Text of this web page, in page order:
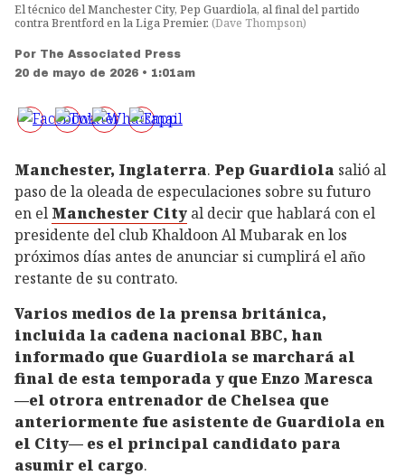
El técnico del Manchester City, Pep Guardiola, al final del partido
contra Brentford en la Liga Premier. (Dave Thompson)
Por The Associated Press
20 de mayo de 2026 • 1:01am
Manchester, Inglaterra. Pep Guardiola salió al
paso de la oleada de especulaciones sobre su futuro
en el Manchester City al decir que hablará con el
presidente del club Khaldoon Al Mubarak en los
próximos días antes de anunciar si cumplirá el año
restante de su contrato.
Varios medios de la prensa británica,
incluida la cadena nacional BBC, han
informado que Guardiola se marchará al
final de esta temporada y que Enzo Maresca
—el otrora entrenador de Chelsea que
anteriormente fue asistente de Guardiola en
el City— es el principal candidato para
asumir el cargo.